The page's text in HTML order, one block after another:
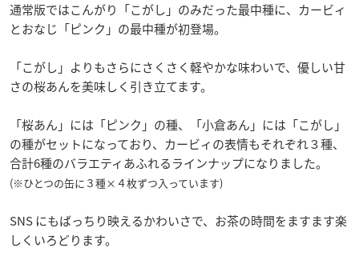
通常版ではこんがり「こがし」のみだった最中種に、カービィ
とおなじ「ピンク」の最中種が初登場。
「こがし」よりもさらにさくさく軽やかな味わいで、優しい甘
さの桜あんを美味しく引き立てます。
「桜あん」には「ピンク」の種、「小倉あん」には「こがし」
の種がセットになっており、カービィの表情もそれぞれ３種、
合計6種のバラエティあふれるラインナップになりました。
(※ひとつの缶に３種×４枚ずつ入っています)
SNS にもばっちり映えるかわいさで、お茶の時間をますます楽
しくいろどります。